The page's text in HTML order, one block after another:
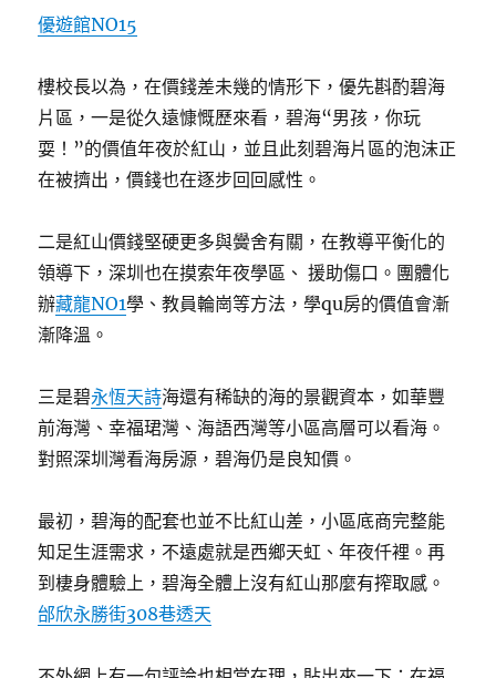
優遊館NO15
樓校長以為，在價錢差未幾的情形下，優先斟酌碧海
片區，一是從久遠慷慨歷來看，碧海“男孩，你玩
耍！”的價值年夜於紅山，並且此刻碧海片區的泡沫正
在被擠出，價錢也在逐步回回感性。
二是紅山價錢堅硬更多與黌舍有關，在教導平衡化的
領導下，深圳也在摸索年夜學區、 援助傷口。團體化
辦藏龍NO1學、教員輪崗等方法，學qu房的價值會漸
漸降溫。
三是碧永恆天詩海還有稀缺的海的景觀資本，如華豐
前海灣、幸福珺灣、海語西灣等小區高層可以看海。
對照深圳灣看海房源，碧海仍是良知價。
最初，碧海的配套也並不比紅山差，小區底商完整能
知足生涯需求，不遠處就是西鄉天虹、年夜仟裡。再
到棲身體驗上，碧海全體上沒有紅山那麼有搾取感。
邰欣永勝街308巷透天